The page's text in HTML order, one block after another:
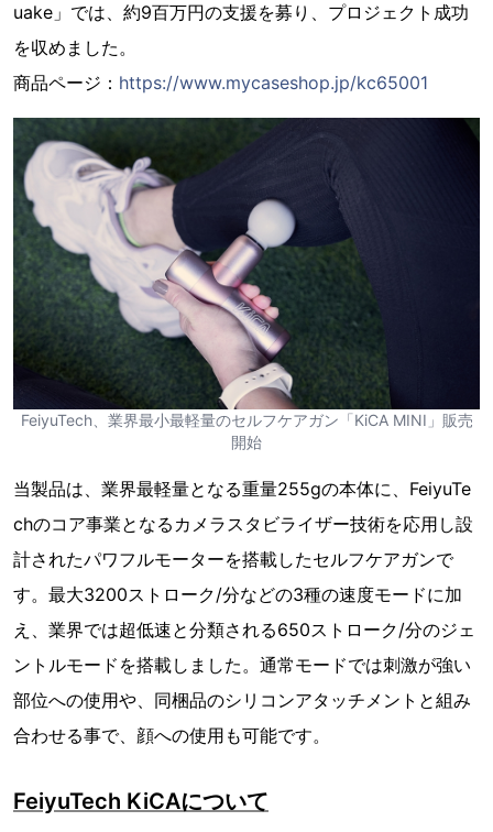
uake」では、約9百万円の支援を募り、プロジェクト成功
を収めました。
商品ページ： https://www.mycaseshop.jp/kc65001
FeiyuTech、業界最小最軽量のセルフケアガン「KiCA MINI」販売
開始
当製品は、業界最軽量となる重量255gの本体に、FeiyuTe
chのコア事業となるカメラスタビライザー技術を応用し設
計されたパワフルモーターを搭載したセルフケアガンで
す。最大3200ストローク/分などの3種の速度モードに加
え、業界では超低速と分類される650ストローク/分のジェ
ントルモードを搭載しました。通常モードでは刺激が強い
部位への使用や、同梱品のシリコンアタッチメントと組み
合わせる事で、顔への使用も可能です。
FeiyuTech KiCAについて